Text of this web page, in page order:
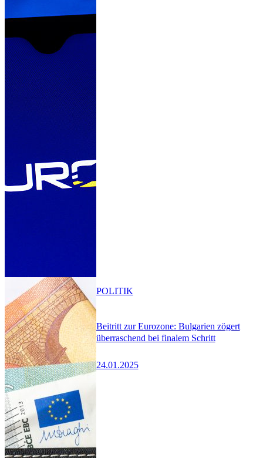
Beitritt zur Eurozone: Bulgarien zögert
überraschend bei finalem Schritt
24.01.2025
POLITIK